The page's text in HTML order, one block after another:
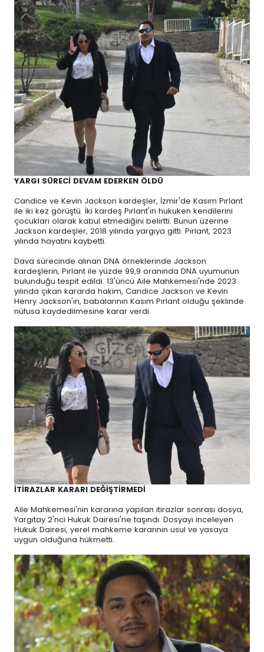
YARGI SÜRECİ DEVAM EDERKEN ÖLDÜ
Candice ve Kevin Jackson kardeşler, İzmir'de Kasım Pırlant
ile iki kez görüştü. İki kardeş Pırlant'ın hukuken kendilerini
çocukları olarak kabul etmediğini belirtti. Bunun üzerine
Jackson kardeşler, 2018 yılında yargıya gitti. Pırlant, 2023
yılında hayatını kaybetti.
Dava sürecinde alınan DNA örneklerinde Jackson
kardeşlerin, Pırlant ile yüzde 99,9 oranında DNA uyumunun
bulunduğu tespit edildi. 13'üncü Aile Mahkemesi'nde 2023
yılında çıkan kararda hakim, Candice Jackson ve Kevin
Henry Jackson'ın, babalarının Kasım Pırlant olduğu şeklinde
nüfusa kaydedilmesine karar verdi.
İTİRAZLAR KARARI DEĞİŞTİRMEDİ
Aile Mahkemesi'nin kararına yapılan itirazlar sonrası dosya,
Yargıtay 2'nci Hukuk Dairesi'ne taşındı. Dosyayı inceleyen
Hukuk Dairesi, yerel mahkeme kararının usul ve yasaya
uygun olduğuna hükmetti.